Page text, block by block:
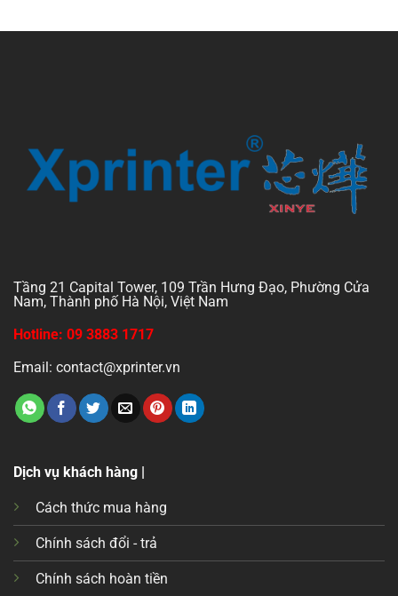
Tầng 21 Capital Tower, 109 Trần Hưng Đạo, Phường Cửa
Nam, Thành phố Hà Nội, Việt Nam
Hotline: 09 3883 1717
Email: contact@xprinter.vn
Dịch vụ khách hàng |
Cách thức mua hàng
Chính sách đổi - trả
Chính sách hoàn tiền